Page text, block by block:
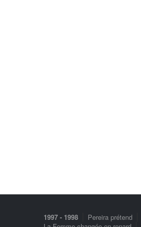
1997 - 1998 Pereira prétend